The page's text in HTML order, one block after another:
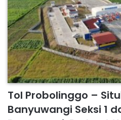
Tol Probolinggo –
Banyuwangi Seksi 1